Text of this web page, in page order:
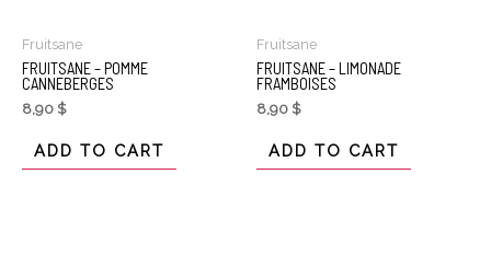
Fruitsane
FRUITSANE – POMME
CANNEBERGES
8,90 $
ADD TO CART
Fruitsane
FRUITSANE – LIMONADE
FRAMBOISES
8,90 $
ADD TO CART